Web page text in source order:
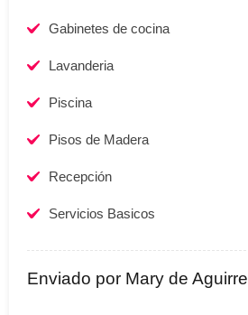
Gabinetes de cocina
Lavanderia
Piscina
Pisos de Madera
Recepción
Servicios Basicos
Enviado por Mary de Aguirre